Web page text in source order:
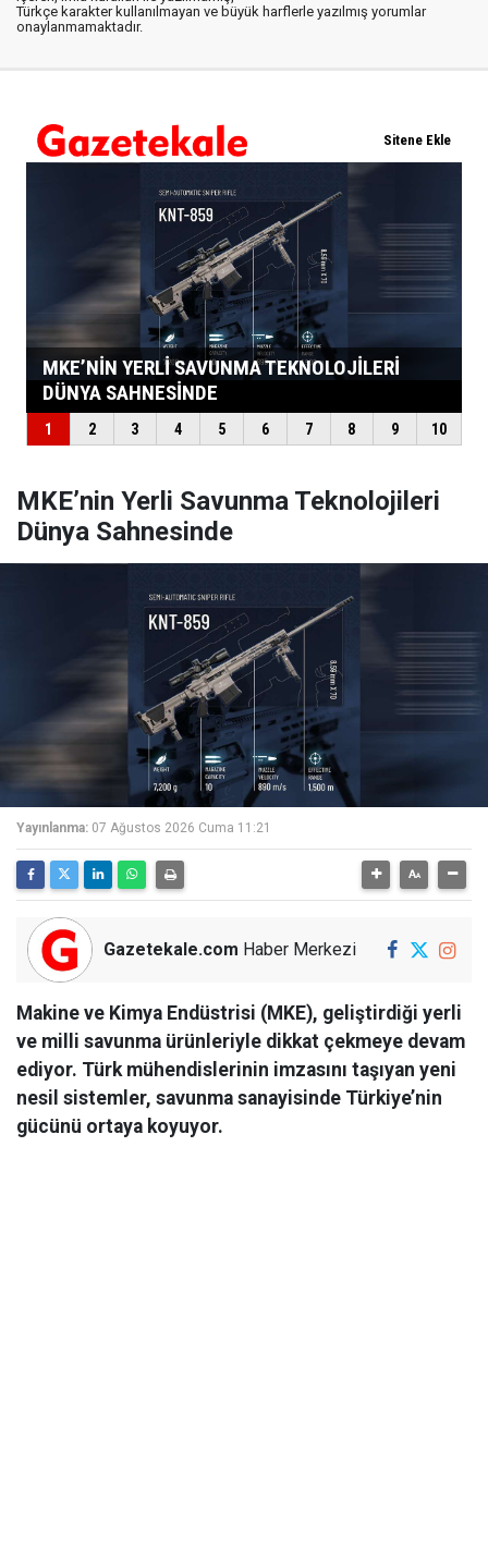
Türkçe karakter kullanılmayan ve büyük harflerle yazılmış yorumlar
onaylanmamaktadır.
MKE’nin Yerli Savunma Teknolojileri
Dünya Sahnesinde
Yayınlanma: 07 Ağustos 2026 Cuma 11:21
Gazetekale.com Haber Merkezi
Makine ve Kimya Endüstrisi (MKE), geliştirdiği yerli
ve milli savunma ürünleriyle dikkat çekmeye devam
ediyor. Türk mühendislerinin imzasını taşıyan yeni
nesil sistemler, savunma sanayisinde Türkiye’nin
gücünü ortaya koyuyor.